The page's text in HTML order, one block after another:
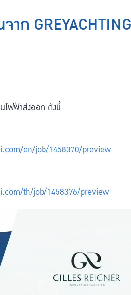
ก GREYACHTING
ไฟฟ้าส่งออก ดังนี้
en/job/1458370/preview
th/job/1458376/preview